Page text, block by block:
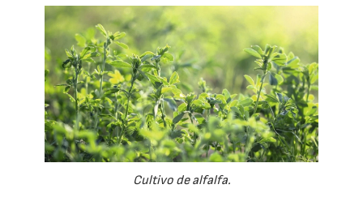
Cultivo de alfalfa.